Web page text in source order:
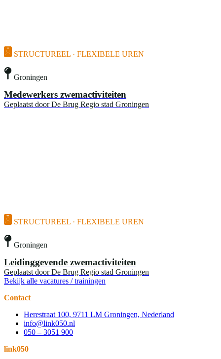
STRUCTUREEL · FLEXIBELE UREN
Groningen
Medewerkers zwemactiviteiten
Geplaatst door De Brug Regio stad Groningen
STRUCTUREEL · FLEXIBELE UREN
Groningen
Leidinggevende zwemactiviteiten
Geplaatst door De Brug Regio stad Groningen
Bekijk alle vacatures / trainingen
Contact
Herestraat 100, 9711 LM Groningen, Nederland
info@link050.nl
050 – 3051 900
link050